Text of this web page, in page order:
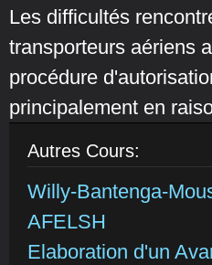
Les difficultés
transporteurs aériens
procédure
principalement en
Autres Cours:
Willy-Bantenga-
AFELSH
Elaboration d'un